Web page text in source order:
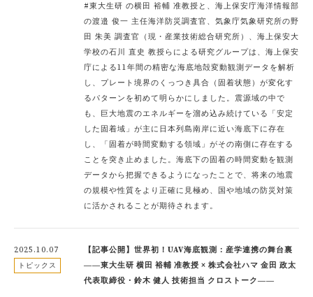
#東大生研 の横田 裕輔 准教授と、海上保安庁海洋情報部
の渡邉 俊一 主任海洋防災調査官、気象庁気象研究所の野
田 朱美 調査官（現・産業技術総合研究所）、海上保安大
学校の石川 直史 教授らによる研究グループは、海上保安
庁による11年間の精密な海底地殻変動観測データを解析
し、プレート境界のくっつき具合（固着状態）が変化す
るパターンを初めて明らかにしました。震源域の中で
も、巨大地震のエネルギーを溜め込み続けている「安定
した固着域」が主に日本列島南岸に近い海底下に存在
し、「固着が時間変動する領域」がその南側に存在する
ことを突き止めました。海底下の固着の時間変動を観測
データから把握できるようになったことで、将来の地震
の規模や性質をより正確に見極め、国や地域の防災対策
に活かされることが期待されます。
2025.10.07
トピックス
【記事公開】世界初！UAV海底観測：産学連携の舞台裏
――東大生研 横田 裕輔 准教授 × 株式会社ハマ 金田 政太
代表取締役・鈴木 健人 技術担当 クロストーク――